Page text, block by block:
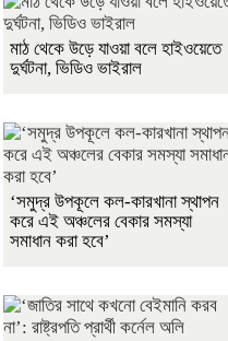
মাঠ থেকে উড়ে যাওয়া বলে হাইওয়েতে
দুর্ঘটনা, ভিডিও ভাইরাল
‘সমুদ্র উপকূলে কল-কারখানা স্থাপন
করে এই অঞ্চলের বেকার সমস্যা
সমাধান করা হবে’